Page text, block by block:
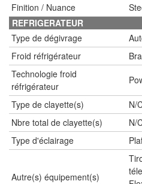
Finition / Nuance
REFRIGERATEUR
Type de dégivrage
Froid réfrigérateur
Technologie froid
réfrigérateur
Type de clayette(s)
N/
Nbre total de clayette(s)
N/
Type d'éclairage
Autre(s) équipement(s)